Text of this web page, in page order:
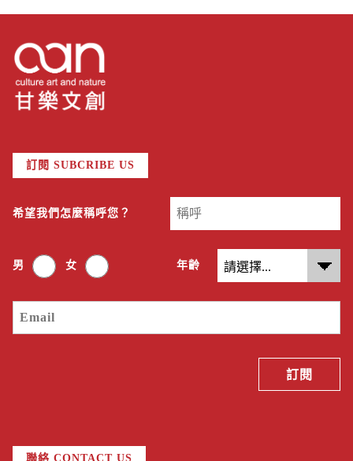
訂閱 SUBCRIBE US
希望我們怎麼稱呼您？
男 女 年齡
聯絡 CONTACT US